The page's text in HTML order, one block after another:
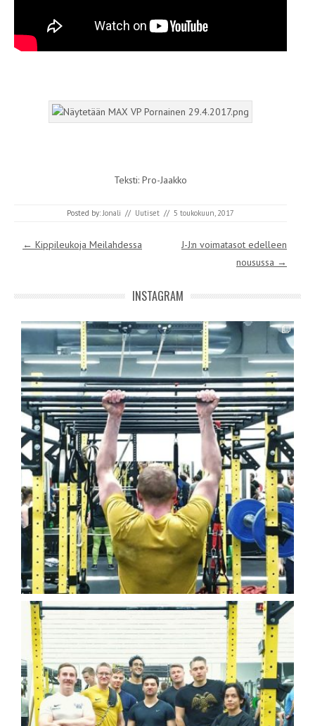
Teksti: Pro-Jaakko
Posted by:Jonali // Uutiset // 5 toukokuun, 2017
Post navigation
← Kippileukoja Meilahdessa
J-J:n voimatasot edelleen
nousussa →
INSTAGRAM